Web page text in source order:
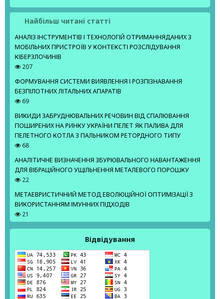
Найбільш читані статті
АНАЛІЗ ІНСТРУМЕНТІВ І ТЕХНОЛОГІЙ ОТРИМАННЯДАНИХ З
МОБІЛЬНИХ ПРИСТРОЇВ У КОНТЕКСТІ РОЗСЛІДУВАННЯ
КІБЕРЗЛОЧИНІВ
207
ФОРМУВАННЯ СИСТЕМИ ВИЯВЛЕННЯ І РОЗПІЗНАВАННЯ
БЕЗПІЛОТНИХ ЛІТАЛЬНИХ АПАРАТІВ
69
ВИКИДИ ЗАБРУДНЮВАЛЬНИХ РЕЧОВИН ВІД СПАЛЮВАННЯ
ПОШИРЕНИХ НА РИНКУ УКРАЇНИ ПЕЛЕТ ЯК ПАЛИВА ДЛЯ
ПЕЛЕТНОГО КОТЛА З ПАЛЬНИКОМ РЕТОРДНОГО ТИПУ
68
АНАЛІТИЧНЕ ВИЗНАЧЕННЯ ЗБУРЮВАЛЬНОГО НАВАНТАЖЕННЯ
ДЛЯ ВІБРАЦІЙНОГО УЩІЛЬНЕННЯ МЕТАЛЕВОГО ПОРОШКУ
22
МЕТАЕВРИСТИЧНИЙ МЕТОД ЕВОЛЮЦІЙНОЇ ОПТИМІЗАЦІЇ З
ВИКОРИСТАННЯМ ІМУННИХ ПІДХОДІВ
21
Відвідування